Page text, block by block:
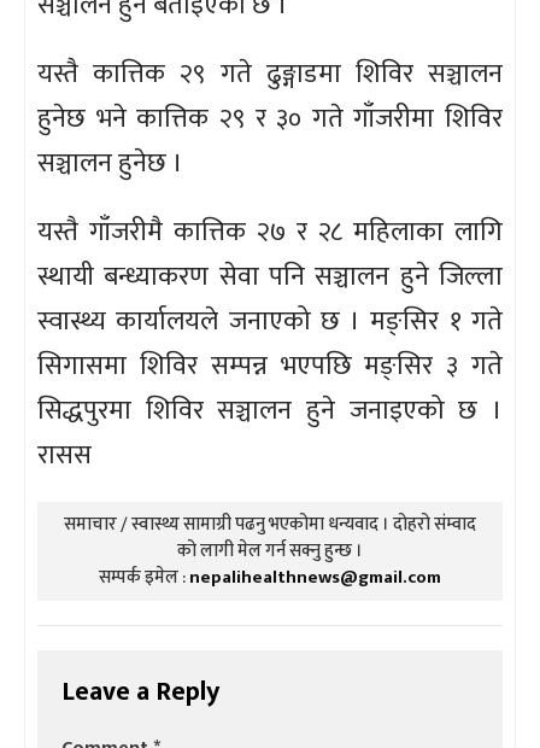
यस्तै कात्तिक २९ गते ढुङ्गाडमा शिविर सञ्चालन
हुनेछ भने कात्तिक २९ र ३० गते गाँजरीमा शिविर
सञ्चालन हुनेछ ।
यस्तै गाँजरीमै कात्तिक २७ र २८ महिलाका लागि
स्थायी बन्ध्याकरण सेवा पनि सञ्चालन हुने जिल्ला
स्वास्थ्य कार्यालयले जनाएको छ । मङ्सिर १ गते
सिगासमा शिविर सम्पन्न भएपछि मङ्सिर ३ गते
सिद्धपुरमा शिविर सञ्चालन हुने जनाइएको छ ।
रासस
समाचार / स्वास्थ्य सामाग्री पढनु भएकोमा धन्यवाद । दोहरो संम्वाद
को लागी मेल गर्न सक्नु हुन्छ ।
सम्पर्क इमेल :nepalihealthnews@gmail.com
Leave a Reply